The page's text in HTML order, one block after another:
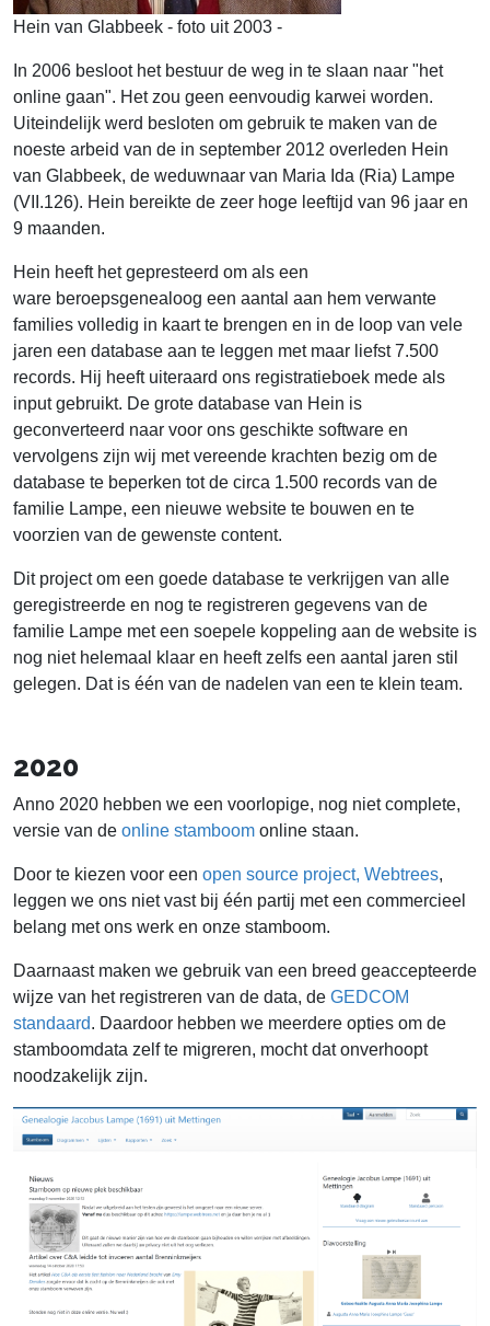
Hein van Glabbeek - foto uit 2003 -
In 2006 besloot het bestuur de weg in te slaan naar "het
online gaan". Het zou geen eenvoudig karwei worden.
Uiteindelijk werd besloten om gebruik te maken van de
noeste arbeid van de in september 2012 overleden Hein
van Glabbeek, de weduwnaar van Maria Ida (Ria) Lampe
(VII.126). Hein bereikte de zeer hoge leeftijd van 96 jaar en
9 maanden.
Hein heeft het gepresteerd om als een
ware beroepsgenealoog een aantal aan hem verwante
families volledig in kaart te brengen en in de loop van vele
jaren een database aan te leggen met maar liefst 7.500
records. Hij heeft uiteraard ons registratieboek mede als
input gebruikt. De grote database van Hein is
geconverteerd naar voor ons geschikte software en
vervolgens zijn wij met vereende krachten bezig om de
database te beperken tot de circa 1.500 records van de
familie Lampe, een nieuwe website te bouwen en te
voorzien van de gewenste content.
Dit project om een goede database te verkrijgen van alle
geregistreerde en nog te registreren gegevens van de
familie Lampe met een soepele koppeling aan de website is
nog niet helemaal klaar en heeft zelfs een aantal jaren stil
gelegen. Dat is één van de nadelen van een te klein team.
2020
Anno 2020 hebben we een voorlopige, nog niet complete,
versie van de online stamboom online staan.
Door te kiezen voor een open source project, Webtrees,
leggen we ons niet vast bij één partij met een commercieel
belang met ons werk en onze stamboom.
Daarnaast maken we gebruik van een breed geaccepteerde
wijze van het registreren van de data, de GEDCOM
standaard. Daardoor hebben we meerdere opties om de
stamboomdata zelf te migreren, mocht dat onverhoopt
noodzakelijk zijn.